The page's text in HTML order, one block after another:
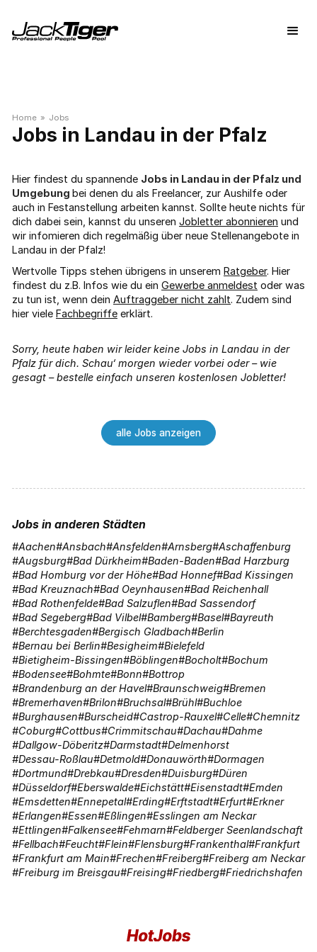
Home » Jobs
Landau in der Pfalz
Hier findest du spannende Jobs in Landau in der Pfalz und
Umgebung bei denen du als Freelancer, zur Aushilfe oder
auch in Festanstellung arbeiten kannst. Sollte heute nichts für
dich dabei sein, kannst du unseren Jobletter abonnieren und
wir infomieren dich regelmäßig über neue Stellenangebote in
Landau in der Pfalz!
Wertvolle Tipps stehen übrigens in unserem Ratgeber. Hier
findest du z.B. Infos wie du ein Gewerbe anmeldest oder was
zu tun ist, wenn dein Auftraggeber nicht zahlt. Zudem sind
hier viele Fachbegriffe erklärt.
Sorry, heute haben wir leider keine Jobs in Landau in der
Pfalz für dich. Schau‘ morgen wieder vorbei oder – wie
gesagt – bestelle einfach unseren kostenlosen Jobletter!
alle Jobs anzeigen
Jobs in anderen Städten
Aachen Ansbach Ansfelden Arnsberg Aschaffenburg
Augsburg Bad Dürkheim Baden-Baden Bad Harzburg
Bad Homburg vor der Höhe Bad Honnef Bad Kissingen
Bad Kreuznach Bad Oeynhausen Bad Reichenhall
Bad Rothenfelde Bad Salzuflen Bad Sassendorf
Bad Segeberg Bad Vilbel Bamberg Basel Bayreuth
Berchtesgaden Bergisch Gladbach Berlin
Bernau bei Berlin Besigheim Bielefeld
Bietigheim-Bissingen Böblingen Bocholt Bochum
Bodensee Bohmte Bonn Bottrop
Brandenburg an der Havel Braunschweig Bremen
Bremerhaven Brilon Bruchsal Brühl Buchloe
Burghausen Burscheid Castrop-Rauxel Celle Chemnitz
Coburg Cottbus Crimmitschau Dachau Dahme
Dallgow-Döberitz Darmstadt Delmenhorst
Dessau-Roßlau Detmold Donauwörth Dormagen
Dortmund Drebkau Dresden Duisburg Düren
Düsseldorf Eberswalde Eichstätt Eisenstadt Emden
Emsdetten Ennepetal Erding Erftstadt Erfurt Erkner
Erlangen Essen Eßlingen Esslingen am Neckar
Ettlingen Falkensee Fehmarn Feldberger Seenlandschaft
Fellbach Feucht Flein Flensburg Frankenthal Frankfurt
Frankfurt am Main Frechen Freiberg Freiberg am Neckar
Freiburg im Breisgau Freising Friedberg Friedrichshafen